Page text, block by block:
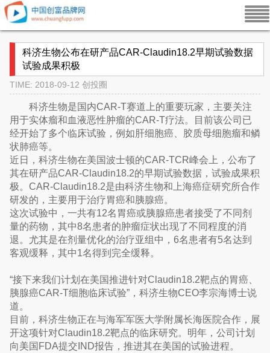
科济生物公布在研产品CAR-Claudin18.2早期试验数据
试验成果积极
TIME: 2018-09-12 创投圈
科济生物是国内CAR-T赛道上的重要玩家，主要关注
用于实体瘤和血液恶性肿瘤的CAR-T疗法。目前该公司已
经开始了多个临床试验，例如肝细胞癌、胶质母细胞瘤和鳞
状肺癌等。
近日，科济生物在美国波士顿的CAR-TCR峰会上，公布了
其在研产品CAR-Claudin18.2的早期试验数据，试验成果积
极。CAR-Claudin18.2是由科济生物和上海癌症研究所合作
研发的，主要用于治疗胃癌和胰腺癌。
这次试验中，一共有12名胃癌或胰腺癌患者接受了不同剂
量的药物，其中8名患者的肿瘤症状出现了不同程度的消
退。尤其是在剂量优化的治疗亚组中，6名患者有5名达到
客观缓释，其中1名得到完全缓释。
“接下来我们计划在美国推进针对Claudin18.2靶点的胃癌、
胰腺癌CAR-T细胞临床试验”，科济生物CEO李宗海博士说
道。
目前，科济生物正在与海军军医大学附属长海医院合作，展
开这项针对Claudin18.2靶点的临床研究。明年，公司计划
向美国FDA提交IND报告，推进其在美国的试验进程。